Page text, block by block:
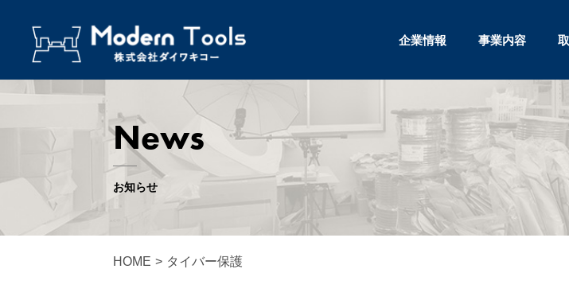
企業情報 事業内容
News
お知らせ
HOME > タイバー保護